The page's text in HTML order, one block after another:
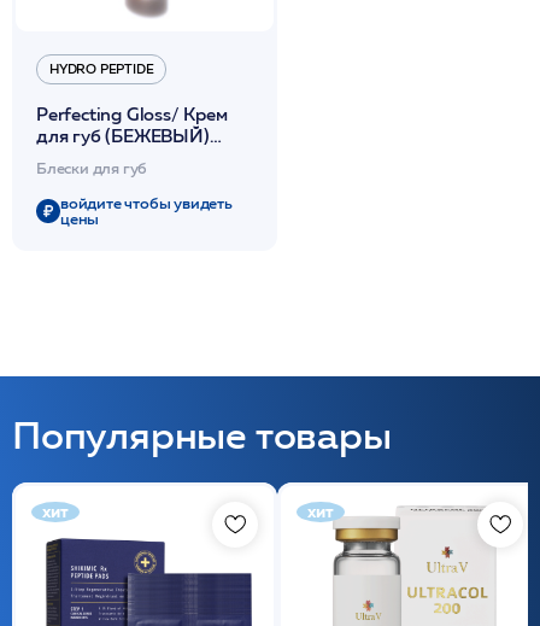
HYDRO PEPTIDE
Perfecting Gloss/ Крем
для губ (БЕЖЕВЫЙ)
увеличивающий объем и
увлажняющий 4мл /HP*
Блески для губ
войдите чтобы увидеть
цены
Популярные товары
хит хит